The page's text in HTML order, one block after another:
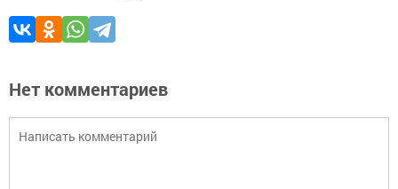
Нет комментариев